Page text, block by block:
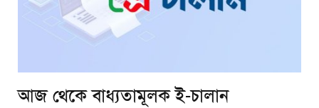
আজ থেকে বাধ্যতামূলক ই-চালান